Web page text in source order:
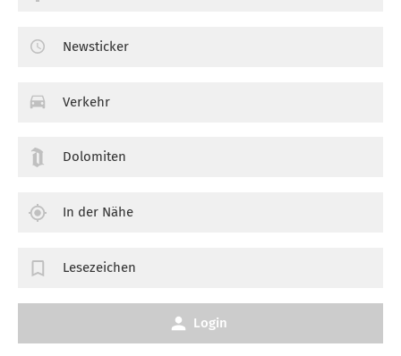
Newsticker
Verkehr
Dolomiten
In der Nähe
Lesezeichen
Login